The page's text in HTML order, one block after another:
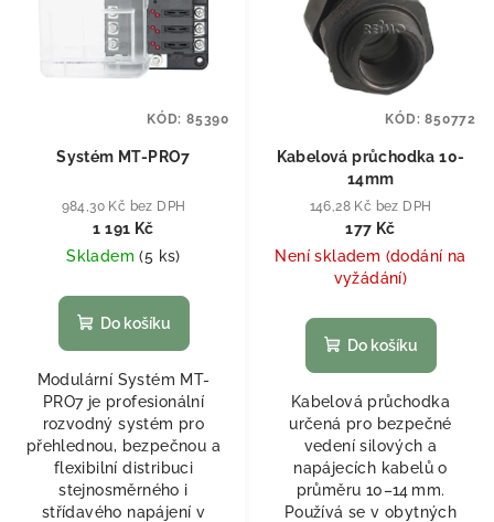
Systém MT-PRO7
984,30 Kč bez DPH
1 191 Kč
Skladem(5 ks)
Do košíku
Modulární Systém MT-
PRO7 je profesionální
rozvodný systém pro
přehlednou, bezpečnou a
flexibilní distribuci
stejnosměrného i
střídavého napájení v
KÓD: 85390
Kabelová průchodka 10-
14mm
146,28 Kč bez DPH
177 Kč
Není skladem (dodání na
vyžádání)
Do košíku
Kabelová průchodka
určená pro bezpečné
vedení silových a
napájecích kabelů o
průměru 10–14 mm.
Používá se v obytných
KÓD:850772